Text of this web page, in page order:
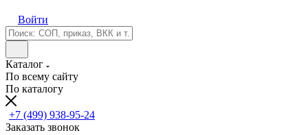
Войти
Каталог
По всему сайту
По каталогу
+7 (499) 938-95-24
Заказать звонок